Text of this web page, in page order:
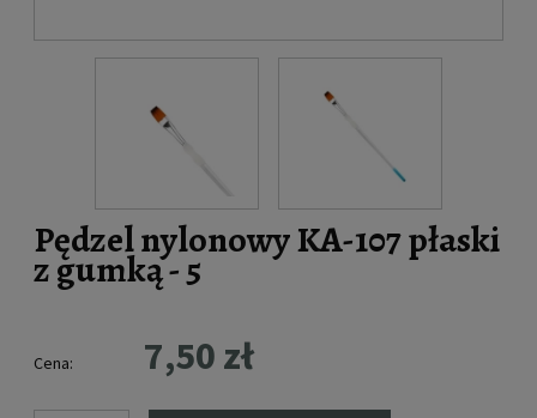
Pędzel nylonowy KA-107 płaski
z gumką - 5
Cena: 7,50 zł